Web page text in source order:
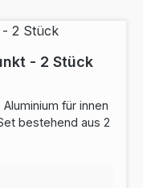
- 2 Stück
für innen